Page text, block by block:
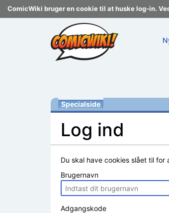
ComicWiki bruger en cookie til at huske log-in.
Specialside
Log ind
Du skal have cookies slået til for
Brugernavn
Adgangskode